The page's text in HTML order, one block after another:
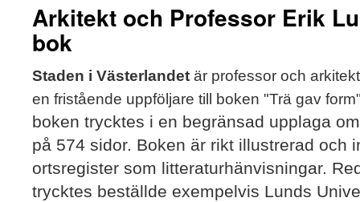
Arkitekt och Professor Erik
bok
Staden i Västerlandet är professor och
en fristående uppföljare till boken "Trä gav
boken trycktes i en begränsad upplaga
på 574 sidor. Boken är rikt illustrerad och
ortsregister som litteraturhänvisningar.
trycktes beställde exempelvis Lunds